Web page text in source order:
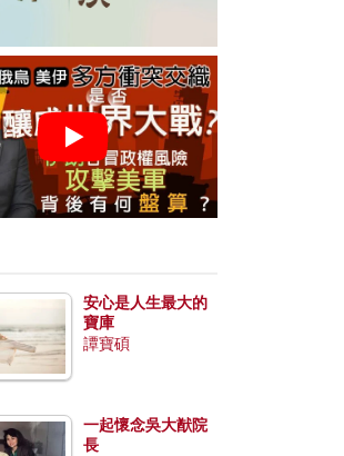
安心是人生最大的
寶庫
譚寶碩
一起懷念吳大猷院
長